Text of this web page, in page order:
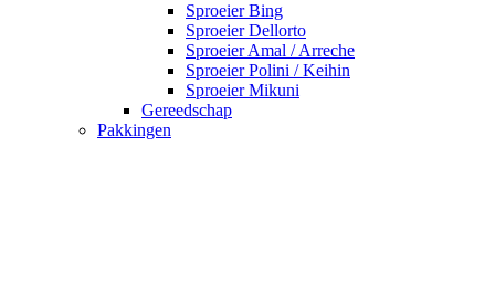
Sproeier Bing
Sproeier Dellorto
Sproeier Amal / Arreche
Sproeier Polini / Keihin
Sproeier Mikuni
Gereedschap
Pakkingen